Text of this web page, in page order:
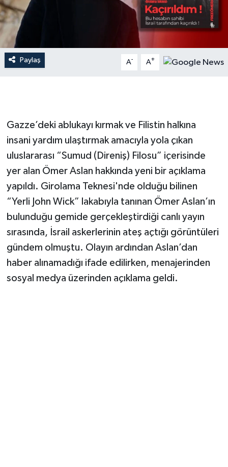
Paylaş A- A+
Gazze’deki ablukayı kırmak ve Filistin halkına
insani yardım ulaştırmak amacıyla yola çıkan
uluslararası “Sumud (Direniş) Filosu” içerisinde
yer alan Ömer Aslan hakkında yeni bir açıklama
yapıldı. Girolama Teknesi'nde olduğu bilinen
“Yerli John Wick” lakabıyla tanınan Ömer Aslan’ın
bulunduğu gemide gerçekleştirdiği canlı yayın
sırasında, İsrail askerlerinin ateş açtığı görüntüleri
gündem olmuştu. Olayın ardından Aslan’dan
haber alınamadığı ifade edilirken, menajerinden
sosyal medya üzerinden açıklama geldi.